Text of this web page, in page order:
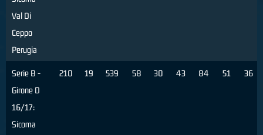
Val Di
Ceppo
Perugia
Serie B -
Girone D
16/17:
Sicoma
210 19 539 58 30 43 84 51 36